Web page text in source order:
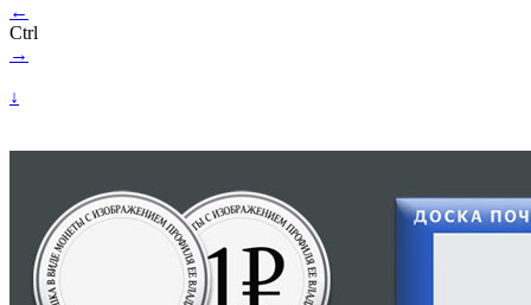
←
Ctrl
→
↓